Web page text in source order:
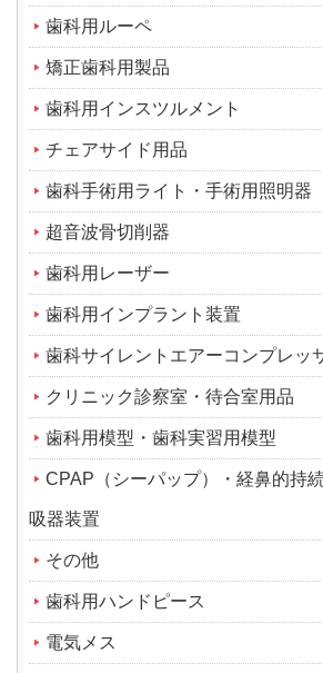
歯科用ルーペ
矯正歯科用製品
歯科用インスツルメント
チェアサイド用品
歯科手術用ライト・手術用照明器
超音波骨切削器
歯科用レーザー
歯科用インプラント装置
歯科サイレントエアーコンプレッ
クリニック診察室・待合室用品
歯科用模型・歯科実習用模型
CPAP（シーパップ）・経鼻的持
吸器装置
その他
歯科用ハンドピース
電気メス